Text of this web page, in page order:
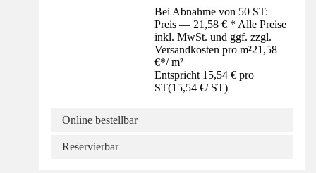
Bei Abnahme von 50 ST:
Preis — 21,58 € * Alle Preise
inkl. MwSt. und ggf. zzgl.
Versandkosten pro m²21,58
€*/ m²
Entspricht 15,54 € pro
ST(15,54 €/ ST)
Online bestellbar
Reservierbar